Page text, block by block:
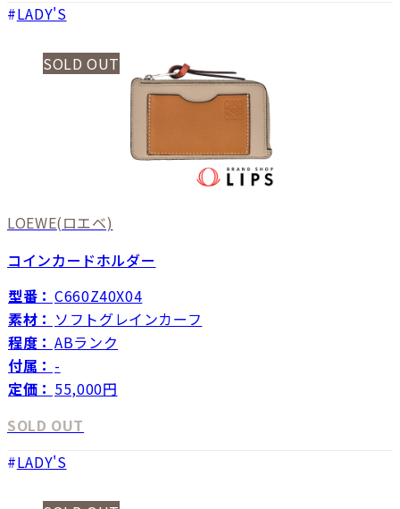
LADY'S
SOLD OUT
LOEWE(ロエベ)
コインカードホルダー
型番： C660Z40X04
素材： ソフトグレインカーフ
程度： ABランク
付属： -
定価： 55,000円
SOLD OUT
LADY'S